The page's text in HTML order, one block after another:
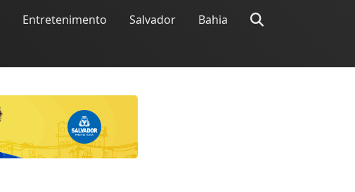
Entretenimento Salvador Bahia